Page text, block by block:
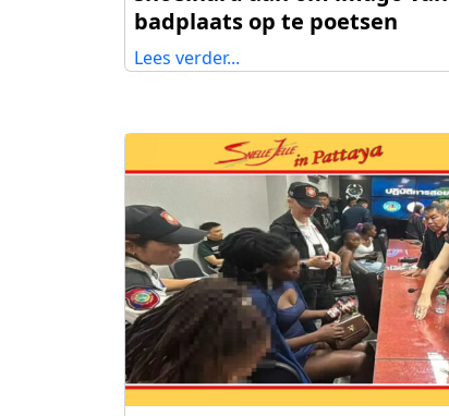
badplaats op te poetsen
Lees verder...